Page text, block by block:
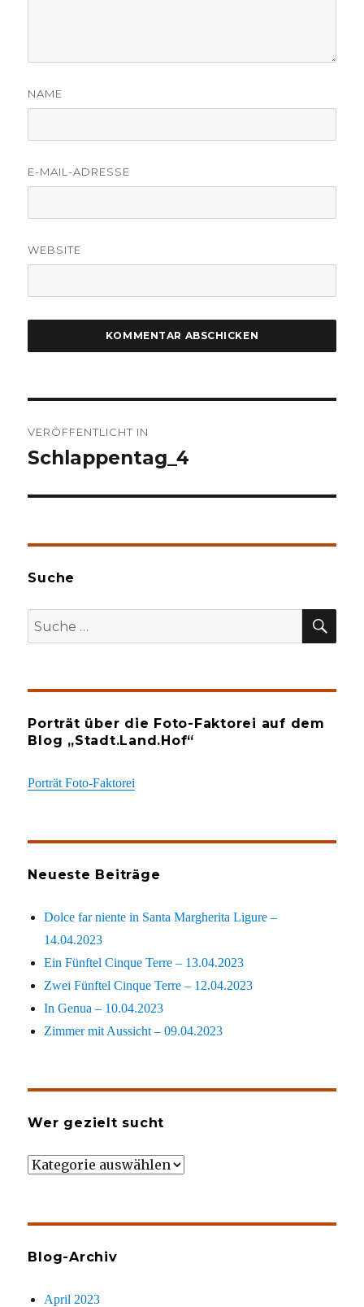
NAME
E-MAIL-ADRESSE
WEBSITE
VERÖFFENTLICHT IN
Schlappentag_4
Suche
Suche
nach:
Porträt über die Foto-Faktorei auf dem
Blog „Stadt.Land.Hof“
Porträt Foto-Faktorei
Neueste Beiträge
Dolce far niente in Santa Margherita Ligure –
14.04.2023
Ein Fünftel Cinque Terre – 13.04.2023
Zwei Fünftel Cinque Terre – 12.04.2023
In Genua – 10.04.2023
Zimmer mit Aussicht – 09.04.2023
Wer gezielt sucht
Wer
Blog-Archiv
April 2023